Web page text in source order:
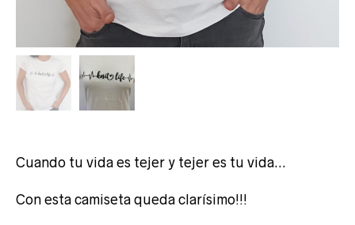
Cuando tu vida es tejer y tejer es tu vida…
Con esta camiseta queda clarísimo!!!